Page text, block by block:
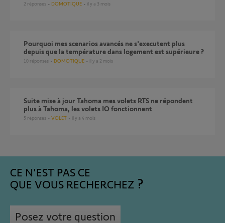
2 réponses DOMOTIQUE il y a 3 mois
Pourquoi mes scenarios avancés ne s'executent plus
depuis que la température dans logement est supérieure ?
10 réponses DOMOTIQUE il y a 2 mois
suite mise à jour Tahoma mes volets RTS ne répondent
plus à Tahoma, les volets IO fonctionnent
5 réponses VOLET il y a 4 mois
CE N'EST PAS CE
QUE VOUS RECHERCHEZ
Posez votre question